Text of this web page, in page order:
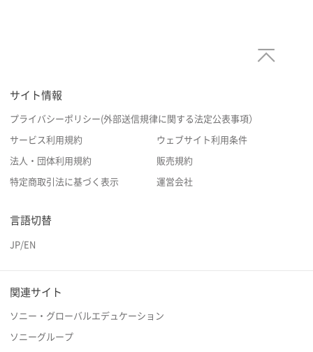
サイト情報
プライバシーポリシー(外部送信規律に関する法定公表事項）
サービス利用規約 ウェブサイト利用条件
法人・団体利用規約 販売規約
特定商取引法に基づく表示 運営会社
言語切替
JP/EN
関連サイト
ソニー・グローバルエデュケーション
ソニーグループ